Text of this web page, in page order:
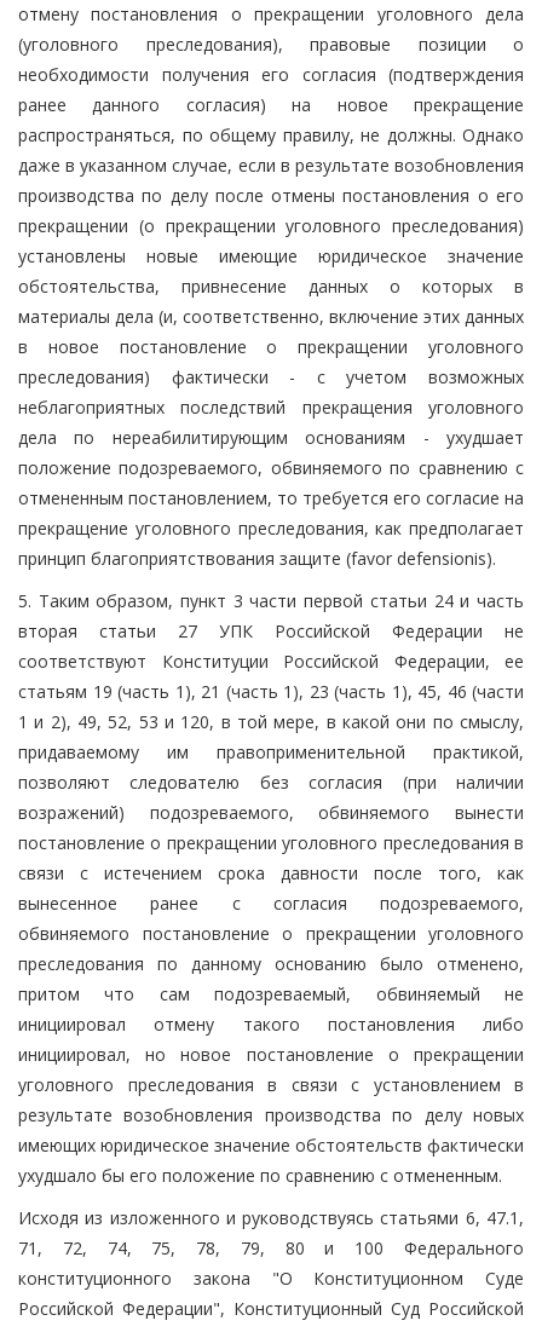
отмену постановления о прекращении уголовного дела
(уголовного преследования), правовые позиции о
необходимости получения его согласия (подтверждения
ранее данного согласия) на новое прекращение
распространяться, по общему правилу, не должны. Однако
даже в указанном случае, если в результате возобновления
производства по делу после отмены постановления о его
прекращении (о прекращении уголовного преследования)
установлены новые имеющие юридическое значение
обстоятельства, привнесение данных о которых в
материалы дела (и, соответственно, включение этих данных
в новое постановление о прекращении уголовного
преследования) фактически - с учетом возможных
неблагоприятных последствий прекращения уголовного
дела по нереабилитирующим основаниям - ухудшает
положение подозреваемого, обвиняемого по сравнению с
отмененным постановлением, то требуется его согласие на
прекращение уголовного преследования, как предполагает
принцип благоприятствования защите (favor defensionis).
5. Таким образом, пункт 3 части первой статьи 24 и часть
вторая статьи 27 УПК Российской Федерации не
соответствуют Конституции Российской Федерации, ее
статьям 19 (часть 1), 21 (часть 1), 23 (часть 1), 45, 46 (части
1 и 2), 49, 52, 53 и 120, в той мере, в какой они по смыслу,
придаваемому им правоприменительной практикой,
позволяют следователю без согласия (при наличии
возражений) подозреваемого, обвиняемого вынести
постановление о прекращении уголовного преследования в
связи с истечением срока давности после того, как
вынесенное ранее с согласия подозреваемого,
обвиняемого постановление о прекращении уголовного
преследования по данному основанию было отменено,
притом что сам подозреваемый, обвиняемый не
инициировал отмену такого постановления либо
инициировал, но новое постановление о прекращении
уголовного преследования в связи с установлением в
результате возобновления производства по делу новых
имеющих юридическое значение обстоятельств фактически
ухудшало бы его положение по сравнению с отмененным.
Исходя из изложенного и руководствуясь статьями 6, 47.1,
71, 72, 74, 75, 78, 79, 80 и 100 Федерального
конституционного закона "О Конституционном Суде
Российской Федерации", Конституционный Суд Российской